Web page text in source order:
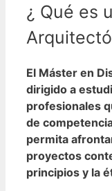
¿ Qué es
El Máster en
dirigido a
profesionales
de
permita
proyectos
principios y la